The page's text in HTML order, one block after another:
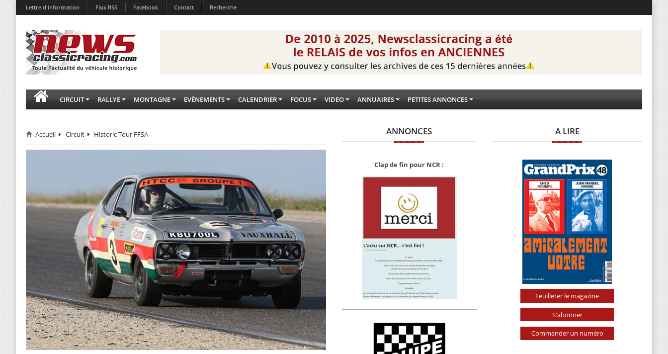
Lettre d'information Flux RSS Facebook Contact Recherche
CIRCUIT RALLYE MONTAGNE EVÈNEMENTS CALENDRIER FOCUS VIDEO ANNUAIRES PETITES ANNONCES
Accueil Circuit Historic Tour FFSA ANNONCES
Clap de fin pour NCR :
A LIRE
Feuilleter le magazine
S'abonner
Commander un numéro